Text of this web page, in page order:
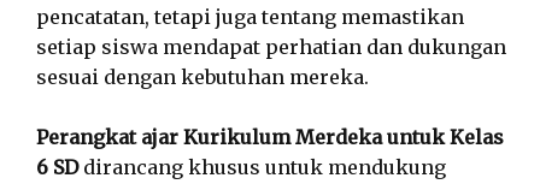
pencatatan, tetapi juga tentang memastikan
setiap siswa mendapat perhatian dan dukungan
sesuai dengan kebutuhan mereka.
Perangkat ajar Kurikulum Merdeka untuk Kelas
6 SDdirancang khusus untuk mendukung